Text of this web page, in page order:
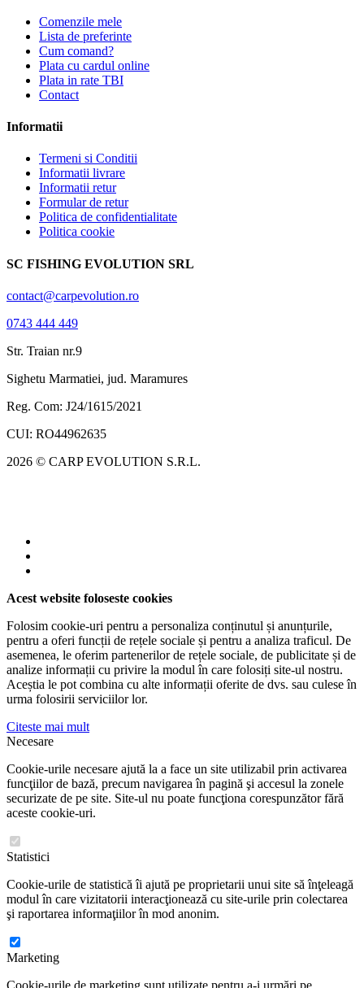
Comenzile mele
Lista de preferinte
Cum comand?
Plata cu cardul online
Plata in rate TBI
Contact
Informatii
Termeni si Conditii
Informatii livrare
Informatii retur
Formular de retur
Politica de confidentialitate
Politica cookie
SC FISHING EVOLUTION SRL
contact@carpevolution.ro
0743 444 449
Str. Traian nr.9
Sighetu Marmatiei, jud. Maramures
Reg. Com: J24/1615/2021
CUI: RO44962635
2026 © CARP EVOLUTION S.R.L.
Acest website foloseste cookies
Folosim cookie-uri pentru a personaliza conținutul și anunțurile,
pentru a oferi funcții de rețele sociale și pentru a analiza traficul. De
asemenea, le oferim partenerilor de rețele sociale, de publicitate și de
analize informații cu privire la modul în care folosiți site-ul nostru.
Aceștia le pot combina cu alte informații oferite de dvs. sau culese în
urma folosirii serviciilor lor.
Citeste mai mult
Necesare
Cookie-urile necesare ajută la a face un site utilizabil prin activarea
funcţiilor de bază, precum navigarea în pagină şi accesul la zonele
securizate de pe site. Site-ul nu poate funcţiona corespunzător fără
aceste cookie-uri.
Statistici
Cookie-urile de statistică îi ajută pe proprietarii unui site să înţeleagă
modul în care vizitatorii interacţionează cu site-urile prin colectarea
şi raportarea informaţiilor în mod anonim.
Marketing
Cookie-urile de marketing sunt utilizate pentru a-i urmări pe